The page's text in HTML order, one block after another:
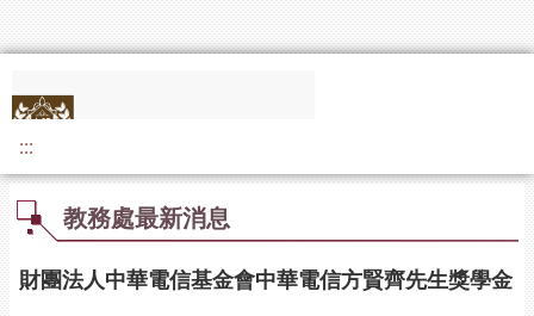
:::
教務處最新消息
財團法人中華電信基金會中華電信方賢齊先生獎學金